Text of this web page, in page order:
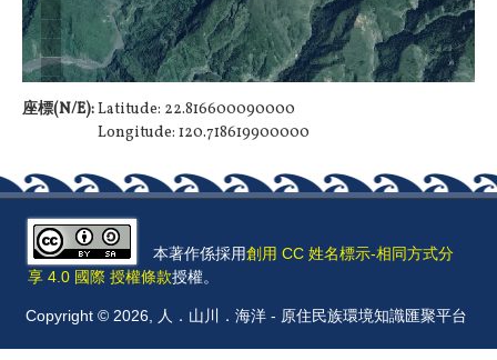
座標(N/E):Latitude: 22.816600090000
Longitude: 120.718619900000
本著作係採用創用 CC 姓名標示-相同方式分
享 4.0 國際 授權條款授權。
Copyright © 2026, 人．山川．海洋 - 原住民族環境知識匯聚平台